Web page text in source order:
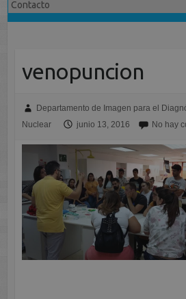
venopuncion
Departamento de Imagen para el
Nuclear
junio 13, 2016 No hay